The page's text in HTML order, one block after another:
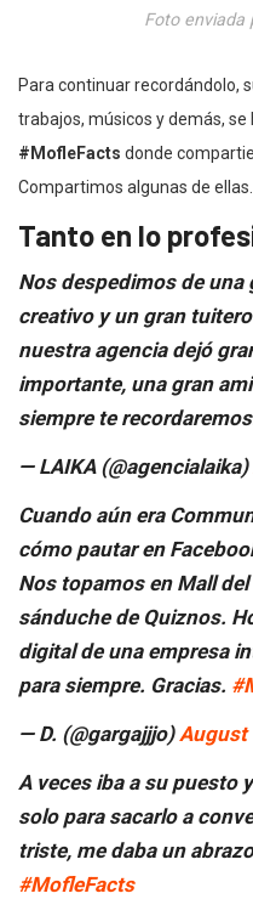
Foto enviada
Para continuar recordándolo,
trabajos, músicos y demás,
#MofleFacts donde
Compartimos algunas de ellas.
Tanto en lo
Nos despedimos de una
creativo y un gran tuitero
nuestra agencia dejó
importante, una gran
siempre te
— LAIKA (@agencialaika)
Cuando aún era
cómo pautar en
Nos topamos en Mall
sánduche de Quiznos.
digital de una empresa
para siempre. Gracias.
— D. (@gargajjjo)August
A veces iba a su puesto
solo para sacarlo a
triste, me daba un
#MofleFacts